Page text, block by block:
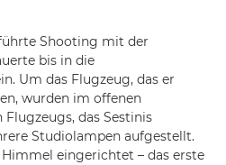
Shooting mit der
bis in die
Um das Flugzeug, das er
wurden im offenen
das Sestinis
Studiolampen aufgestellt.
eingerichtet – das erste